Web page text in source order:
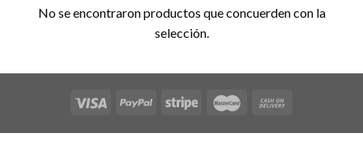
No se encontraron productos que concuerden con la
selección.